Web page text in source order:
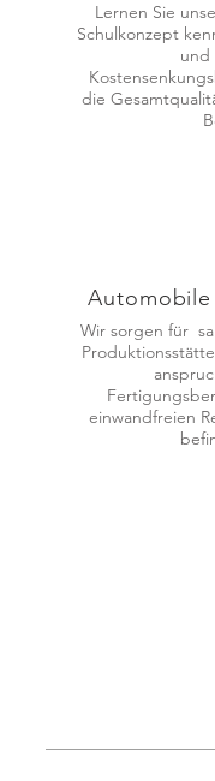
Lernen Sie
Schulkonzept
und
die
Wir sorgen für
einwandfreien